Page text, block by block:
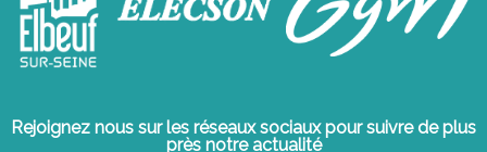
Rejoignez nous sur les réseaux sociaux pour suivre de plus
près notre actualité